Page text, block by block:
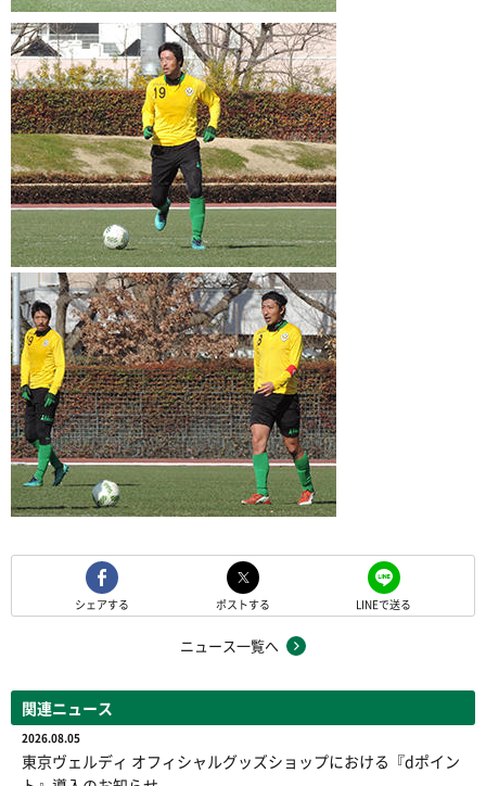
シェアする ポストする LINEで送る
ニュース一覧へ
関連ニュース
2026.08.05
東京ヴェルディ オフィシャルグッズショップにおける『dポイン